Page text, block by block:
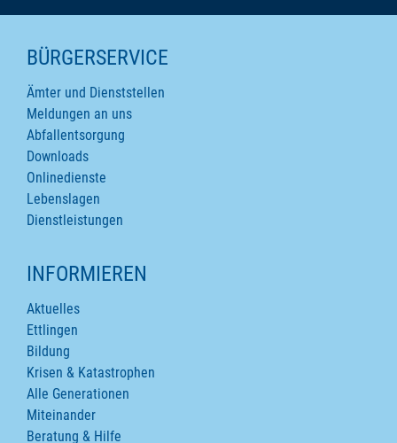
SEITENINHALTE
BÜRGERSERVICE
Ämter und Dienststellen
Meldungen an uns
Abfallentsorgung
Downloads
Onlinedienste
Lebenslagen
Dienstleistungen
INFORMIEREN
Aktuelles
Ettlingen
Bildung
Krisen & Katastrophen
Alle Generationen
Miteinander
Beratung & Hilfe